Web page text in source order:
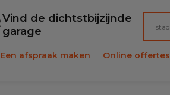
Vind de dichtstbijzijnde
garage
Een afspraak maken Online offertes